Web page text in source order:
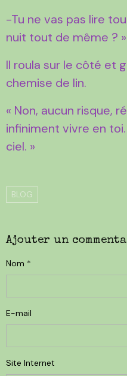
-Tu ne vas pas lire
nuit tout de même ? »
Il roula sur le côté et
chemise de lin.
« Non, aucun risque,
infiniment vivre en
ciel. »
BLOG
Ajouter un
Nom
E-mail
Site Internet